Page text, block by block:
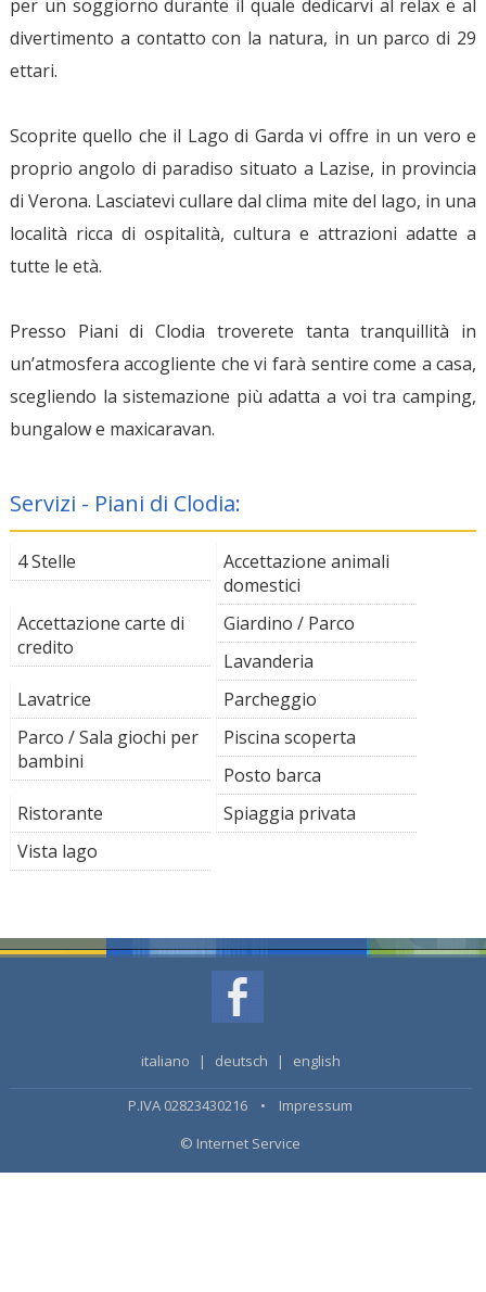
per un soggiorno durante il quale dedicarvi al relax e al
divertimento a contatto con la natura, in un parco di 29
ettari.
Scoprite quello che il Lago di Garda vi offre in un vero e
proprio angolo di paradiso situato a Lazise, in provincia
di Verona. Lasciatevi cullare dal clima mite del lago, in una
località ricca di ospitalità, cultura e attrazioni adatte a
tutte le età.
Presso Piani di Clodia troverete tanta tranquillità in
un’atmosfera accogliente che vi farà sentire come a casa,
scegliendo la sistemazione più adatta a voi tra camping,
bungalow e maxicaravan.
Servizi - Piani di Clodia:
4 Stelle
Accettazione animali
domestici
Accettazione carte di
credito
Giardino / Parco
Lavanderia
Lavatrice
Parcheggio
Parco / Sala giochi per
bambini
Piscina scoperta
Posto barca
Ristorante
Spiaggia privata
Vista lago
italiano | deutsch | english
P.IVA 02823430216 • Impressum
© Internet Service